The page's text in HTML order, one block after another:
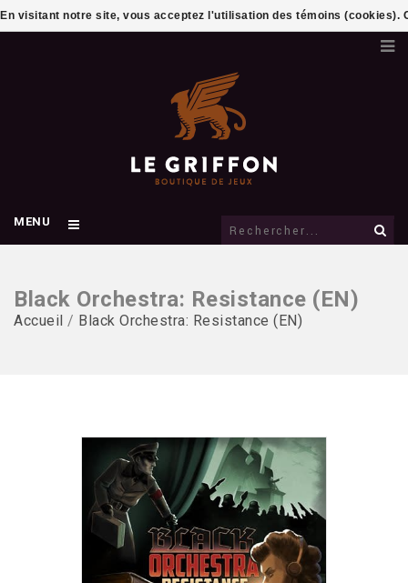
MENU
Black Orchestra: Resistance (EN)
Accueil / Black Orchestra: Resistance (EN)
En visitant notre site, vous acceptez l'utilisation des témoins